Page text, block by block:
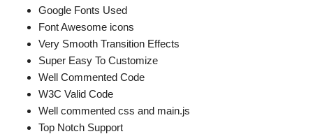
Google Fonts Used
Font Awesome icons
Very Smooth Transition Effects
Super Easy To Customize
Well Commented Code
W3C Valid Code
Well commented css and main.js
Top Notch Support